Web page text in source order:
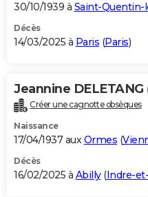
30/10/1939 à Saint-Quentin-
Décès
14/03/2025 à Paris (Paris)
Jeannine DELETANG
Créer une cagnotte obsèques
Naissance
17/04/1937 auxOrmes (
Décès
16/02/2025 à Abilly(Indre-